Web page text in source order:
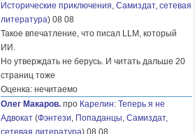
Исторические приключения, Самиздат, сетевая
литература) 08 08
Такое впечатление, что писал LLM, который
ИИ.
Но утверждать не берусь. И читать дальше 20
страниц тоже
Оценка: нечитаемо
Олег Макаров. про Карелин: Теперь я не
Адвокат (Фэнтези, Попаданцы, Самиздат,